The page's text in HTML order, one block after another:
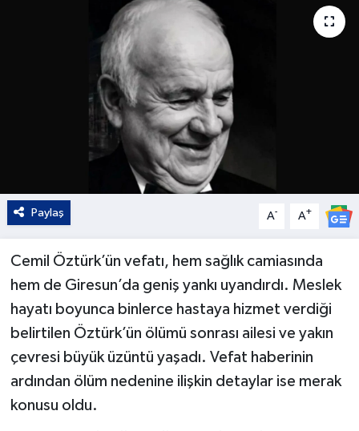
Paylaş A- A+
Cemil Öztürk’ün vefatı, hem sağlık camiasında
hem de Giresun’da geniş yankı uyandırdı. Meslek
hayatı boyunca binlerce hastaya hizmet verdiği
belirtilen Öztürk’ün ölümü sonrası ailesi ve yakın
çevresi büyük üzüntü yaşadı. Vefat haberinin
ardından ölüm nedenine ilişkin detaylar ise merak
konusu oldu.